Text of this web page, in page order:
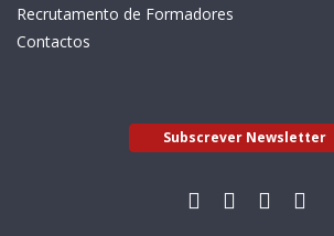
Recrutamento de Formadores
Contactos
Subscrever Newsletter